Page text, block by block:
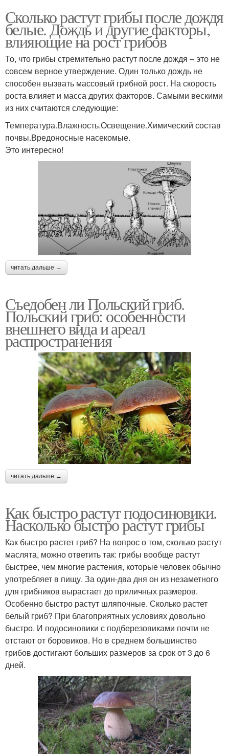
Сколько растут грибы после дождя
белые. Дождь и другие факторы,
влияющие на рост грибов
То, что грибы стремительно растут после дождя – это не
совсем верное утверждение. Один только дождь не
способен вызвать массовый грибной рост. На скорость
роста влияет и масса других факторов. Самыми вескими
из них считаются следующие:
Температура.Влажность.Освещение.Химический состав
почвы.Вредоносные насекомые.
Это интересно!
читать дальше →
Съедобен ли Польский гриб.
Польский гриб: особенности
внешнего вида и ареал
распространения
читать дальше →
Как быстро растут подосиновики.
Насколько быстро растут грибы
Как быстро растет гриб? На вопрос о том, сколько растут
маслята, можно ответить так: грибы вообще растут
быстрее, чем многие растения, которые человек обычно
употребляет в пищу. За один-два дня он из незаметного
для грибников вырастает до приличных размеров.
Особенно быстро растут шляпочные. Сколько растет
белый гриб? При благоприятных условиях довольно
быстро. И подосиновики с подберезовиками почти не
отстают от боровиков. Но в среднем большинство
грибов достигают больших размеров за срок от 3 до 6
дней.